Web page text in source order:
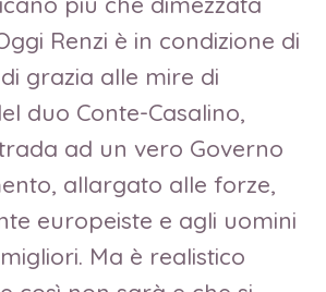
Renzi è in condizione di
grazia alle mire di
duo Conte-Casalino,
ad un vero Governo
allargato alle forze,
europeiste e agli uomini
Ma è realistico